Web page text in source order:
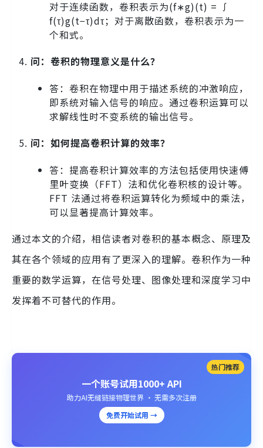
对于连续函数，卷积表示为(f∗g)(t) = ∫
f(τ)g(t−τ)dτ；对于离散函数，卷积表示为一
个和式。
问：卷积的物理意义是什么？
答：卷积在物理中用于描述系统的冲激响应，
即系统对输入信号的响应。通过卷积运算可以
求解线性时不变系统的输出信号。
问：如何提高卷积计算的效率？
答：提高卷积计算效率的方法包括使用快速傅
里叶变换（FFT）法和优化卷积核的设计等。
FFT 法通过将卷积运算转化为频域中的乘法，
可以显著提高计算效率。
通过本文的介绍，相信读者对卷积的基本概念、原理及
其在各个领域的应用有了更深入的理解。卷积作为一种
重要的数学运算，在信号处理、图像处理和深度学习中
发挥着不可替代的作用。
热门推荐
一个账号试用1000+ API
助力AI无缝链接物理世界 · 无需多次注册
免费开始试用 →